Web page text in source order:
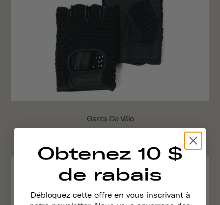
Gants De Vélo
Obtenez 10 $
de rabais
Débloquez cette offre en vous inscrivant à